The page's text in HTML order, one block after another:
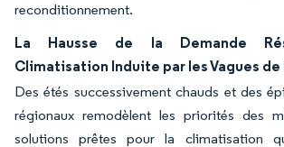
reconditionnement.
La Hausse de la Demande
Climatisation Induite par les Vagues de
Des étés successivement chauds et des
régionaux remodèlent les priorités des
solutions prêtes pour la climatisation